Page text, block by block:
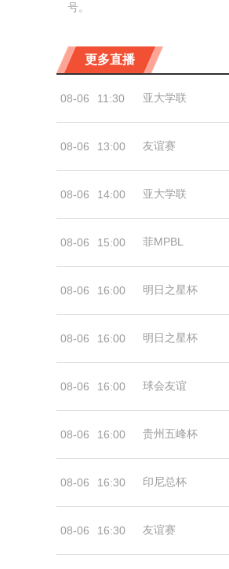
号。
更多直播
08-06 11:30 亚大学联
08-06 13:00 友谊赛
08-06 14:00 亚大学联
08-06 15:00 菲MPBL
08-06 16:00 明日之星杯
08-06 16:00 明日之星杯
08-06 16:00 球会友谊
08-06 16:00 贵州五峰杯
08-06 16:30 印尼总杯
08-06 16:30 友谊赛